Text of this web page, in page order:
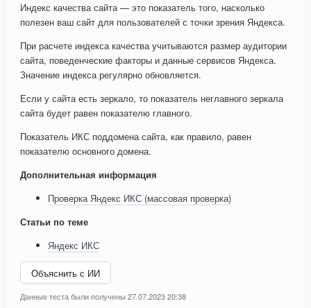
Индекс качества сайта — это показатель того, насколько
полезен ваш сайт для пользователей с точки зрения Яндекса.
При расчете индекса качества учитываются размер аудитории
сайта, поведенческие факторы и данные сервисов Яндекса.
Значение индекса регулярно обновляется.
Если у сайта есть зеркало, то показатель неглавного зеркала
сайта будет равен показателю главного.
Показатель ИКС поддомена сайта, как правило, равен
показателю основного домена.
Дополнительная информация
Проверка Яндекс ИКС (массовая проверка)
Статьи по теме
Яндекс ИКС
Объяснить с ИИ
Данные теста были получены 27.07.2023 20:38